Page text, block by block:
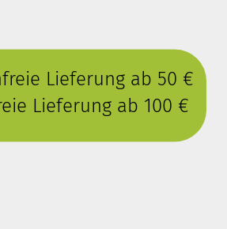
Lieferung ab 50 €
Lieferung ab 100 €